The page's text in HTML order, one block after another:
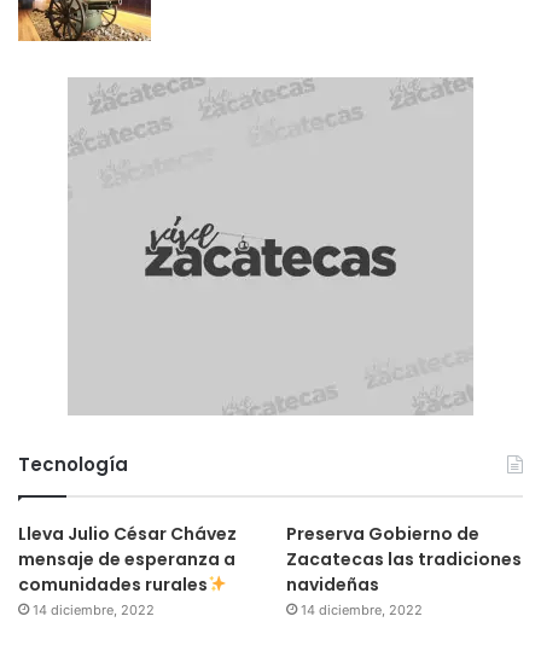
Tecnología
Lleva Julio César Chávez
mensaje de esperanza a
comunidades rurales
14 diciembre, 2022
Preserva Gobierno de
Zacatecas las tradiciones
navideñas
14 diciembre, 2022